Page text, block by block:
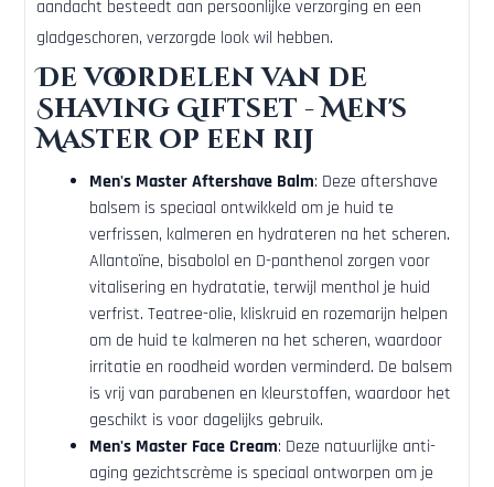
aandacht besteedt aan persoonlijke verzorging en een
gladgeschoren, verzorgde look wil hebben.
De voordelen van de
Shaving Giftset - Men's
Master op een rij
Men's Master Aftershave Balm: Deze aftershave
balsem is speciaal ontwikkeld om je huid te
verfrissen, kalmeren en hydrateren na het scheren.
Allantoïne, bisabolol en D-panthenol zorgen voor
vitalisering en hydratatie, terwijl menthol je huid
verfrist. Teatree-olie, kliskruid en rozemarijn helpen
om de huid te kalmeren na het scheren, waardoor
irritatie en roodheid worden verminderd. De balsem
is vrij van parabenen en kleurstoffen, waardoor het
geschikt is voor dagelijks gebruik.
Men's Master Face Cream: Deze natuurlijke anti-
aging gezichtscrème is speciaal ontworpen om je